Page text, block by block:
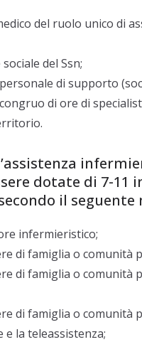
del ruolo unico di
del Ssn;
di supporto
di ore di
dotate di 7-
il seguente
infermieristico;
di famiglia o comunità
di famiglia o comunità
di famiglia o comunità
e la teleassistenza;